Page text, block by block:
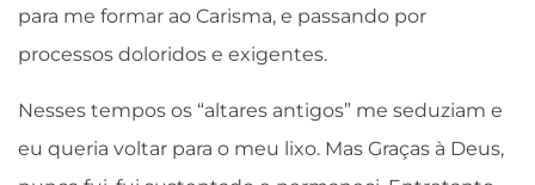
para me formar ao Carisma, e passando por
processos doloridos e exigentes.
Nesses tempos os “altares antigos” me seduziam e
eu queria voltar para o meu lixo. Mas Graças à Deus,